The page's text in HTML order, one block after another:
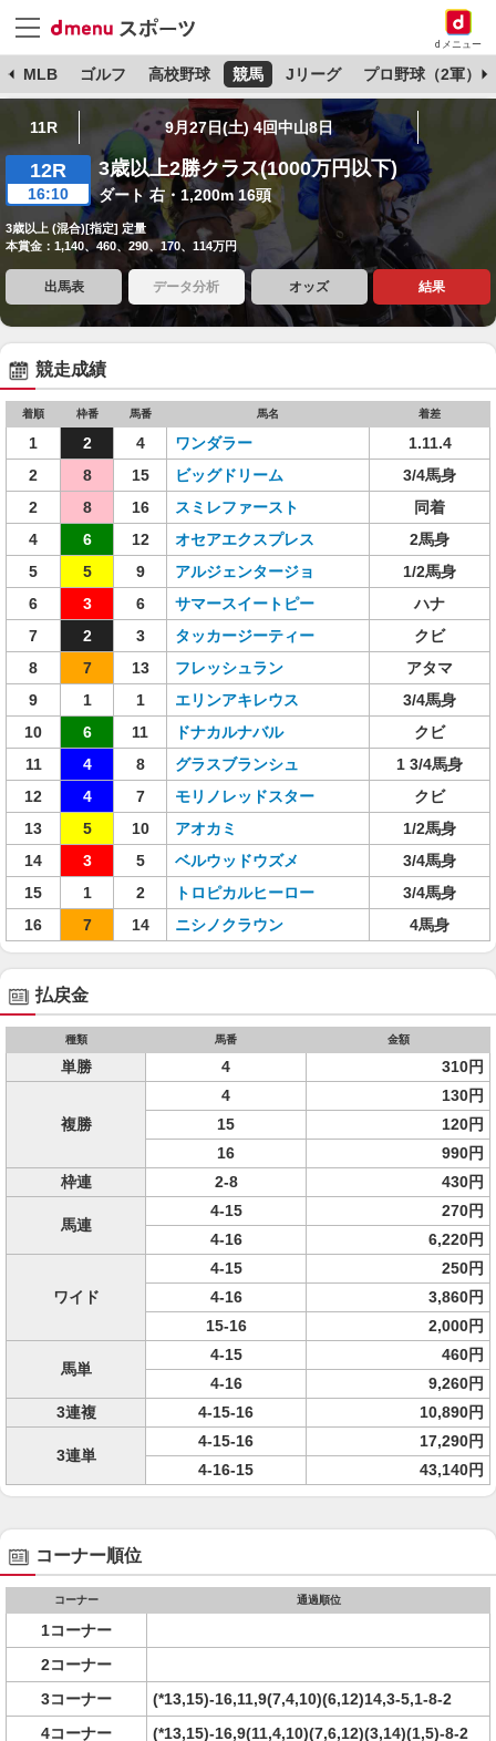
dメニュー
MLB ゴルフ 高校野球 競馬 Jリーグ プロ野球（2軍）
11R 9月27日(土) 4回中山8日
12R
16:10
3歳以上2勝クラス(1000万円以下)
ダート 右・1,200m 16頭
3歳以上 (混合)[指定] 定量
本賞金：1,140、460、290、170、114万円
出馬表 データ分析 オッズ 結果
競走成績
着順 枠番 馬番 馬名 着差
1 2 4 ワンダラー
1.11.4
2
8 15 ビッグドリーム
3/4馬身
2
8 16 スミレファースト
同着
4
6 12 オセアエクスプレス
2馬身
5
5 9 アルジェンタージョ
1/2馬身
6
3 6 サマースイートピー
ハナ
7
2 3 タッカージーティー
クビ
8
7 13 フレッシュラン
アタマ
9
1 1 エリンアキレウス
3/4馬身
10
6 11 ドナカルナバル
クビ
11
4 8 グラスブランシュ
1 3/4馬身
12
4 7 モリノレッドスター
クビ
13
5 10 アオカミ
1/2馬身
14
3 5 ベルウッドウズメ
3/4馬身
15
1 2 トロピカルヒーロー
3/4馬身
16
7 14 ニシノクラウン 4馬身
払戻金
種類 馬番 金額
単勝 4 310円
複勝
4
130円
15
120円
16
990円
枠連
2-8 430円
馬連
4-15
270円
4-16
6,220円
ワイド
4-15
250円
4-16
3,860円
15-16
2,000円
馬単
4-15
460円
4-16
9,260円
3連複
4-15-16 10,890円
3連単
4-15-16
17,290円
4-16-15
43,140円
コーナー順位
コーナー 通過順位
1コーナー
2コーナー
3コーナー
(*13,15)-16,11,9(7,4,10)(6,12)14,3-5,1-8-2
4コーナー
(*13,15)-16,9(11,4,10)(7,6,12)(3,14)(1,5)-8-2